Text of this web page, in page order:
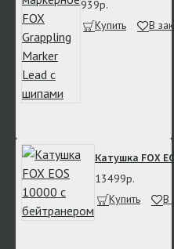
939р.
Купить
В
Катушка FOX
13499р.
Купить
В